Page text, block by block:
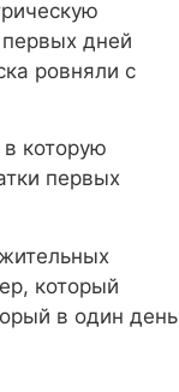
дней
ровняли с
которую
первых
который
в один день